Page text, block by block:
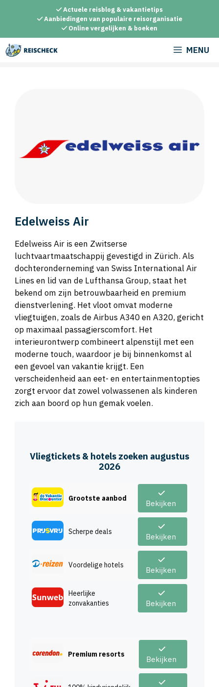
inhoud
Actuele reisblog & vakantietips
Aanbiedingen van populaire reisorganisatie
Online vergelijken & boeken
MENU
Edelweiss Air
Edelweiss Air is een Zwitserse
luchtvaartmaatschappij gevestigd in Zürich. Als
dochteronderneming van Swiss International Air
Lines en lid van de Lufthansa Group, staat het
bekend om zijn betrouwbaarheid en premium
dienstverlening. Het vloot omvat moderne
vliegtuigen, zoals de Airbus A340 en A320, gericht
op maximaal passagierscomfort. Het
interieurontwerp combineert alpenstijl met een
moderne touch, waardoor je bij binnenkomst al
een gevoel van vakantie krijgt. Een
verscheidenheid aan eet- en entertainmentopties
zorgt ervoor dat zowel volwassenen als kinderen
zich aan boord op hun gemak voelen.
Vliegtickets & hotels zoeken augustus
2026
Grootste aanbod
Bekijken
Scherpe deals
Bekijken
Voordelige hotels
Bekijken
Heerlijke
zonvakanties
Bekijken
Premium resorts
Bekijken